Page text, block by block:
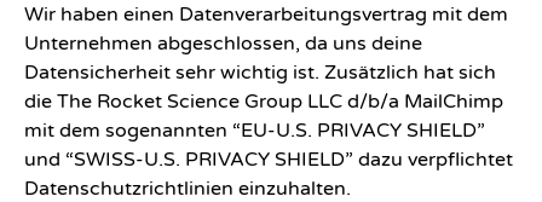
Wir haben einen Datenverarbeitungsvertrag mit dem
Unternehmen abgeschlossen, da uns deine
Datensicherheit sehr wichtig ist. Zusätzlich hat sich
die The Rocket Science Group LLC d/b/a MailChimp
mit dem sogenannten “EU-U.S. PRIVACY SHIELD”
und “SWISS-U.S. PRIVACY SHIELD” dazu verpflichtet
Datenschutzrichtlinien einzuhalten.